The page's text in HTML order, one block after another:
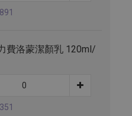
費洛蒙潔顏乳 120ml/